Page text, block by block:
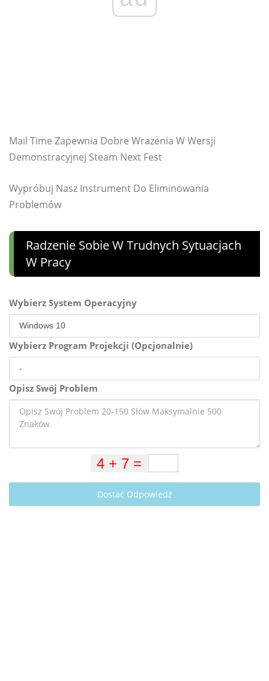
Mail Time Zapewnia Dobre Wrazenia W Wersji
Demonstracyjnej Steam Next Fest
Wypróbuj Nasz Instrument Do Eliminowania
Problemów
Radzenie Sobie W Trudnych Sytuacjach
W Pracy
Wybierz System Operacyjny
Wybierz Program Projekcji (Opcjonalnie)
Opisz Swój Problem
Dostać Odpowiedź